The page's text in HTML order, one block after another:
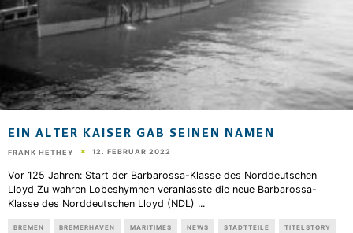
EIN ALTER KAISER GAB SEINEN NAMEN
FRANK HETHEY 12. FEBRUAR 2022
Vor 125 Jahren: Start der Barbarossa-Klasse des Norddeutschen
Lloyd Zu wahren Lobeshymnen veranlasste die neue Barbarossa-
Klasse des Norddeutschen Lloyd (NDL) ...
BREMEN BREMERHAVEN MARITIMES NEWS STADTTEILE TITELSTORY